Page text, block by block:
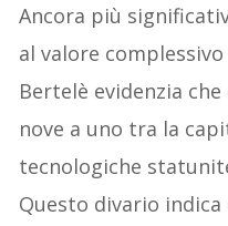
Ancora più
al valore
Bertelè evidenzia
nove a uno tra la
tecnologiche
Questo divario indica